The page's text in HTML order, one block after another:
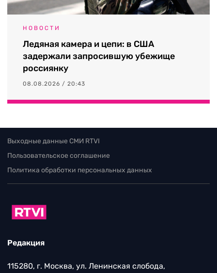
НОВОСТИ
Ледяная камера и цепи: в США
задержали запросившую убежище
россиянку
08.08.2026 / 20:43
Выходные данные СМИ RTVI
Пользовательское соглашение
Политика обработки персональных данных
Редакция
115280, г. Москва, ул. Ленинская слобода,